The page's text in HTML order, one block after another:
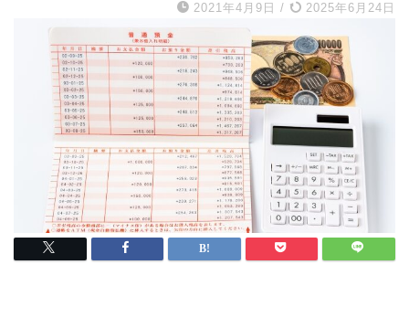
2021年4月9日 / 2025年6月24日